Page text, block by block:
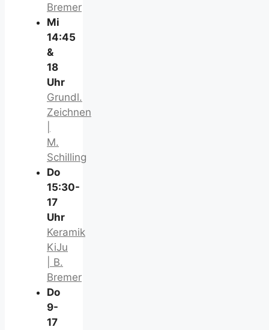
Bremer
Mi
14:45
&
18
Uhr
Grundl.
Zeichnen
M.
Schilling
Do
15:30-
17
Uhr
Keramik
KiJu
| B.
Bremer
Do
9-
17